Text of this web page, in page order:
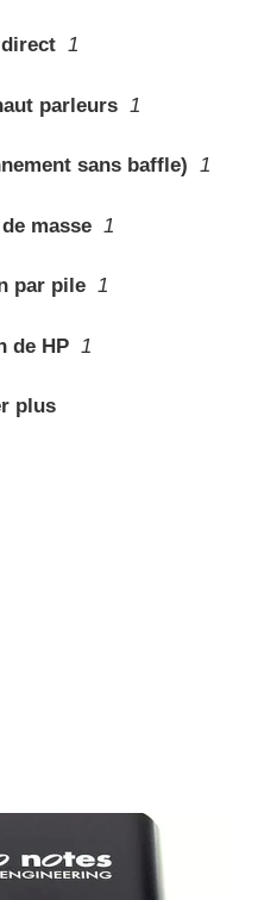
1
parleurs 1
sans baffle) 1
masse 1
par pile 1
de HP 1
plus